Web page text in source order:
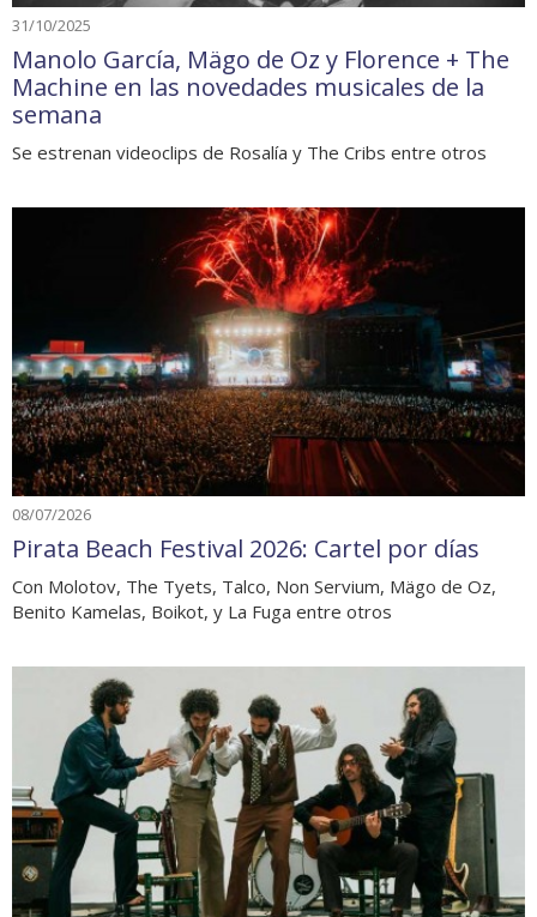
31/10/2025
Manolo García, Mägo de Oz y Florence + The
Machine en las novedades musicales de la
semana
Se estrenan videoclips de Rosalía y The Cribs entre otros
08/07/2026
Pirata Beach Festival 2026: Cartel por días
Con Molotov, The Tyets, Talco, Non Servium, Mägo de Oz,
Benito Kamelas, Boikot, y La Fuga entre otros